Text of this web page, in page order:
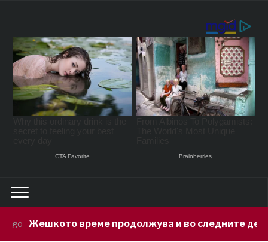
продолжува и во следните денови, температурите